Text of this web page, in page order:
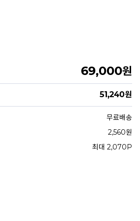
69,000원
51,240원
무료배송
2,560원
최대 2,070P